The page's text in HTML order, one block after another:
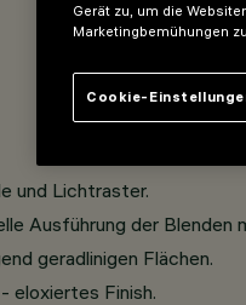
und Lichtraster.
Ausführung der
geradlinigen Flächen.
eloxiertes Finish.
Gerät zu, um die
Marketingbemühungen
Cookie-